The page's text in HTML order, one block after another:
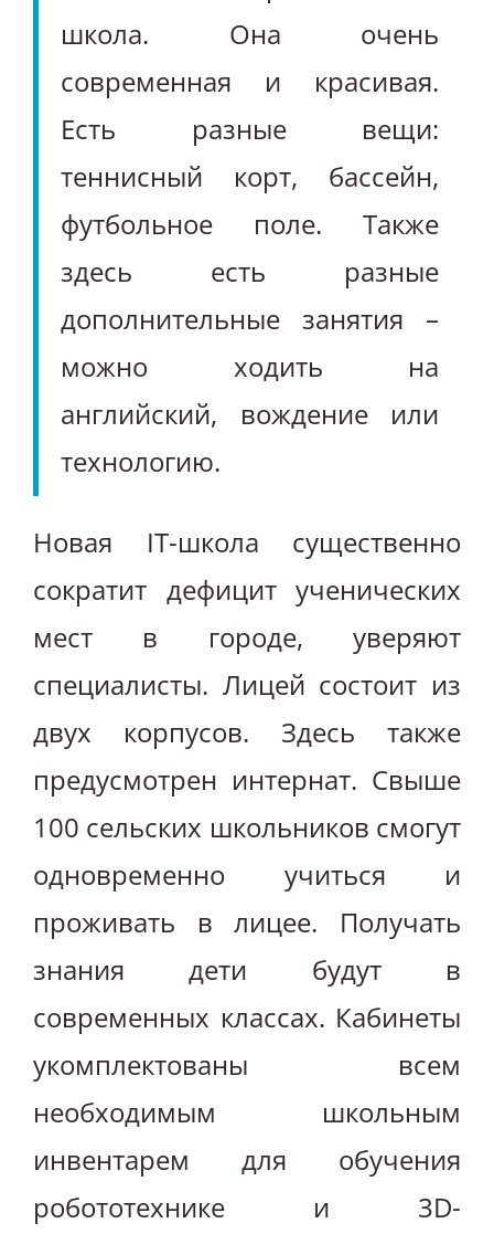
школа. Она очень
современная и красивая.
Есть разные вещи:
теннисный корт, бассейн,
футбольное поле. Также
здесь есть разные
дополнительные занятия –
можно ходить на
английский, вождение или
технологию.
Новая IT-школа существенно
сократит дефицит ученических
мест в городе, уверяют
специалисты. Лицей состоит из
двух корпусов. Здесь также
предусмотрен интернат. Свыше
100 сельских школьников смогут
одновременно учиться и
проживать в лицее. Получать
знания дети будут в
современных классах. Кабинеты
укомплектованы всем
необходимым школьным
инвентарем для обучения
робототехнике и 3D-